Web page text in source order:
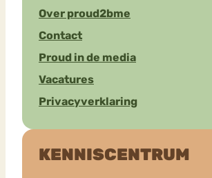
Over proud2bme
Contact
Proud in de media
Vacatures
Privacyverklaring
KENNISCENTRUM